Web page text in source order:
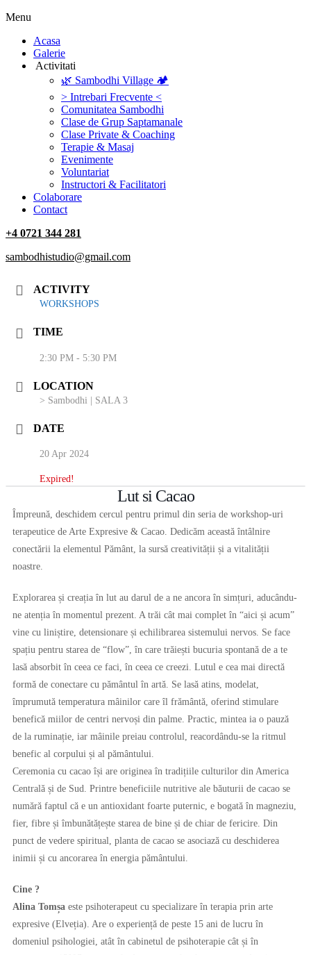
Menu
‎Acasa
Galerie
‎ ‎Activitati‎
🌿 Sambodhi Village 🏕️
> Intrebari Frecvente <
Comunitatea Sambodhi
Clase de Grup Saptamanale
Clase Private & Coaching
Terapie & Masaj
‎Evenimente
Voluntariat
‏‏‎Instructori & Facilitatori
Colaborare
Contact
+4 0721 344 281
sambodhistudio@gmail.com
ACTIVITY
WORKSHOPS
TIME
2:30 PM - 5:30 PM
LOCATION
> Sambodhi | SALA 3
DATE
20 Apr 2024
Expired!
Lut si Cacao
Împreună, deschidem cercul pentru primul din seria de workshop-uri
terapeutice de Arte Expresive & Cacao. Dedicăm această întâlnire
conectării la elementul Pământ, la sursă creativității și a vitalității
noastre.
Explorarea și creația în lut au darul de a ne ancora în simțuri, aducându-
ne atenția în momentul prezent. A trăi cât mai complet în “aici și acum”
vine cu liniștire, detensionare și echilibrarea sistemului nervos. Se face
spațiu pentru starea de “flow”, în care trăiești bucuria spontană de a te
lasă absorbit în ceea ce faci, în ceea ce creezi. Lutul e cea mai directă
formă de conectare cu pământul în artă. Se lasă atins, modelat,
împrumută temperatura mâinilor care îl frământă, oferind stimulare
benefică miilor de centri nervoși din palme. Practic, mintea ia o pauză
de la ruminație, iar mâinile preiau controlul, reacordându-se la ritmul
benefic al corpului și al pământului.
Ceremonia cu cacao își are originea în tradițiile culturilor din America
Centrală și de Sud. Printre beneficiile nutritive ale băuturii de cacao se
numără faptul că e un antioxidant foarte puternic, e bogată în magneziu,
fier, fibre și îmbunătățește starea de bine și de chiar de fericire. Din
punct de vedere spiritual, planta de cacao se asociază cu deschiderea
inimii și cu ancorarea în energia pământului.
Cine ?
Alina Tomșa este psihoterapeut cu specializare în terapia prin arte
expresive (Elveția). Are o experiență de peste 15 ani de lucru în
domeniul psihologiei, atât în cabinetul de psihoterapie cât și în